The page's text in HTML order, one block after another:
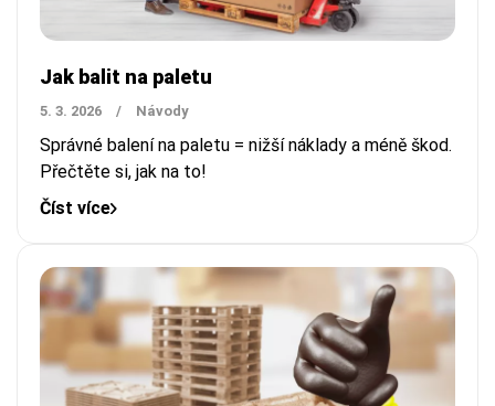
Jak balit na paletu
5. 3. 2026 / Návody
Správné balení na paletu = nižší náklady a méně škod.
Přečtěte si, jak na to!
Číst více